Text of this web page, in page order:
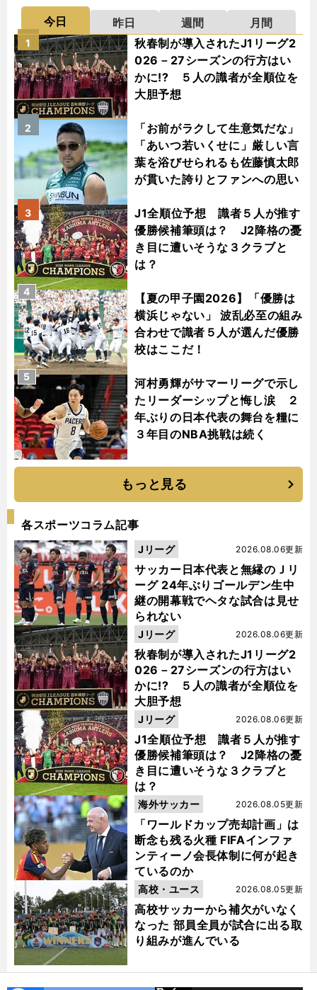
今日 昨日 週間
月間
秋春制が導入されたJ1リーグ2
026－27シーズンの行方はい
かに!? ５人の識者が全順位を
大胆予想
1
「お前がラクして生意気だな」
「あいつ若いくせに」厳しい言
葉を浴びせられるも佐藤慎太郎
が貫いた誇りとファンへの思い
2
J1全順位予想 識者５人が推す
優勝候補筆頭は？ J2降格の憂
き目に遭いそうな３クラブと
は？
3
【夏の甲子園2026】「優勝は
横浜じゃない」 波乱必至の組み
合わせで識者５人が選んだ優勝
校はここだ！
4
河村勇輝がサマーリーグで示し
たリーダーシップと悔し涙 ２
年ぶりの日本代表の舞台を糧に
３年目のNBA挑戦は続く
5
もっと見る
各スポーツコラム記事
サッカー日本代表と無縁のＪリ
ーグ 24年ぶりゴールデン生中
継の開幕戦でヘタな試合は見せ
られない
2026.08.06更新
Jリーグ
秋春制が導入されたJ1リーグ2
026－27シーズンの行方はい
かに!? ５人の識者が全順位を
大胆予想
2026.08.06更新
Jリーグ
J1全順位予想 識者５人が推す
優勝候補筆頭は？ J2降格の憂
き目に遭いそうな３クラブと
は？
2026.08.06更新
Jリーグ
「ワールドカップ売却計画」は
断念も残る火種 FIFAインファ
ンティーノ会長体制に何が起き
ているのか
2026.08.05更新
海外サッカー
高校サッカーから補欠がいなく
なった 部員全員が試合に出る取
り組みが進んでいる
2026.08.05更新
高校・ユース